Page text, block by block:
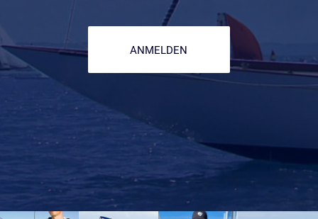
ANMELDEN